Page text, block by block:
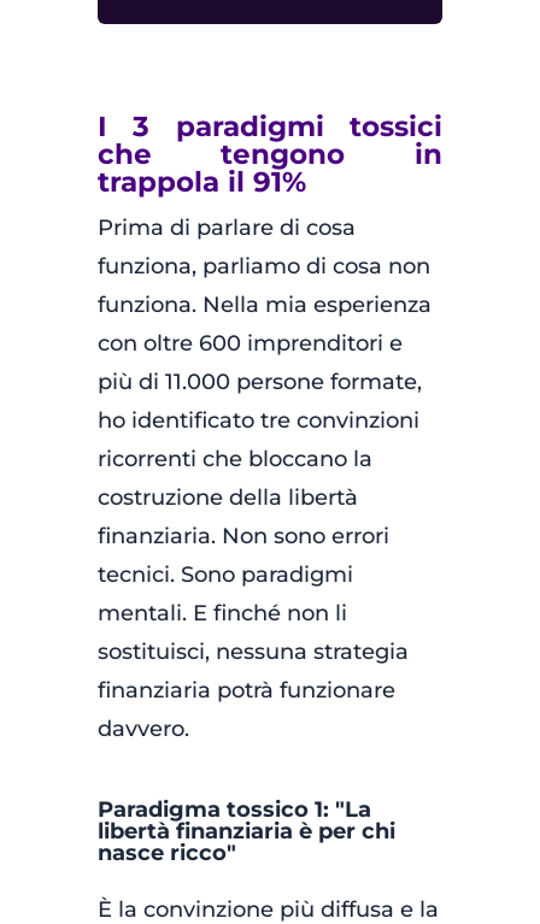
I 3 paradigmi tossici
che tengono in
trappola il 91%
Prima di parlare di cosa
funziona, parliamo di cosa non
funziona. Nella mia esperienza
con oltre 600 imprenditori e
più di 11.000 persone formate,
ho identificato tre convinzioni
ricorrenti che bloccano la
costruzione della libertà
finanziaria. Non sono errori
tecnici. Sono paradigmi
mentali. E finché non li
sostituisci, nessuna strategia
finanziaria potrà funzionare
davvero.
Paradigma tossico 1: "La
libertà finanziaria è per chi
nasce ricco"
È la convinzione più diffusa e la